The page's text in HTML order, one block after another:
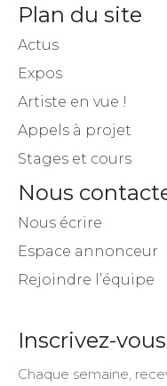
Plan du site
Actus
Expos
Artiste en vue !
Appels à projet
Stages et cours
Nous
Nous écrire
Espace annonceur
Rejoindre l’équipe
Inscrivez-
Chaque semaine,